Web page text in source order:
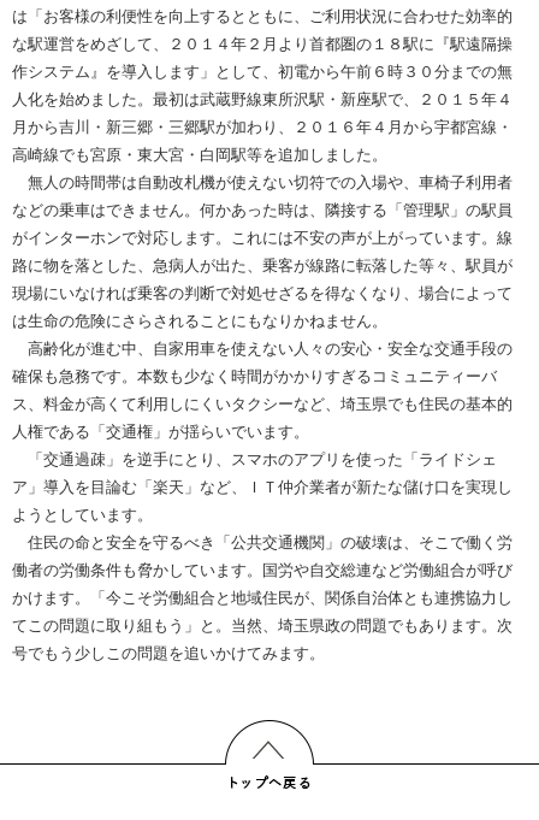
は「お客様の利便性を向上するとともに、ご利用状況に合わせた効率的
な駅運営をめざして、２０１４年２月より首都圏の１８駅に『駅遠隔操
作システム』を導入します」として、初電から午前６時３０分までの無
人化を始めました。最初は武蔵野線東所沢駅・新座駅で、２０１５年４
月から吉川・新三郷・三郷駅が加わり、２０１６年４月から宇都宮線・
高崎線でも宮原・東大宮・白岡駅等を追加しました。
無人の時間帯は自動改札機が使えない切符での入場や、車椅子利用者
などの乗車はできません。何かあった時は、隣接する「管理駅」の駅員
がインターホンで対応します。これには不安の声が上がっています。線
路に物を落とした、急病人が出た、乗客が線路に転落した等々、駅員が
現場にいなければ乗客の判断で対処せざるを得なくなり、場合によって
は生命の危険にさらされることにもなりかねません。
高齢化が進む中、自家用車を使えない人々の安心・安全な交通手段の
確保も急務です。本数も少なく時間がかかりすぎるコミュニティーバ
ス、料金が高くて利用しにくいタクシーなど、埼玉県でも住民の基本的
人権である「交通権」が揺らいでいます。
「交通過疎」を逆手にとり、スマホのアプリを使った「ライドシェ
ア」導入を目論む「楽天」など、ＩＴ仲介業者が新たな儲け口を実現し
ようとしています。
住民の命と安全を守るべき「公共交通機関」の破壊は、そこで働く労
働者の労働条件も脅かしています。国労や自交総連など労働組合が呼び
かけます。「今こそ労働組合と地域住民が、関係自治体とも連携協力し
てこの問題に取り組もう」と。当然、埼玉県政の問題でもあります。次
号でもう少しこの問題を追いかけてみます。